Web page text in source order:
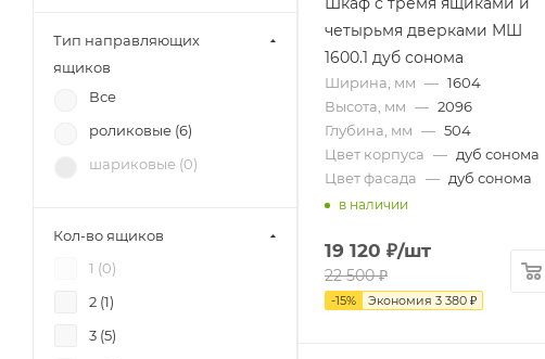
четырьмя дверками МШ
1600.1 дуб сонома
Ширина, мм — 1604
Высота, мм — 2096
Глубина, мм — 504
Цвет корпуса — дуб сонома
Цвет фасада — дуб сонома
в наличии
19 120 ₽/шт
22 500₽
-15% Экономия 3 380 ₽
Диал (7 )
Тип направляющих
ящиков
Все
роликовые (6)
шариковые (0)
Кол-во ящиков
1 (0)
2 (1)
3 (5)